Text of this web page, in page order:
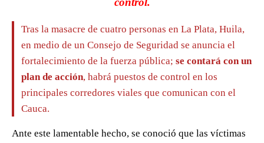
Tras la masacre de cuatro personas en La Plata, Huila,
en medio de un Consejo de Seguridad se anuncia el
fortalecimiento de la fuerza pública; se contará con un
plan de acción, habrá puestos de control en los
principales corredores viales que comunican con el
Cauca.
Ante este lamentable hecho, se conoció que las víctimas